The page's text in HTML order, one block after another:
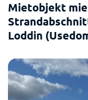
Mietobjekt
Loddin